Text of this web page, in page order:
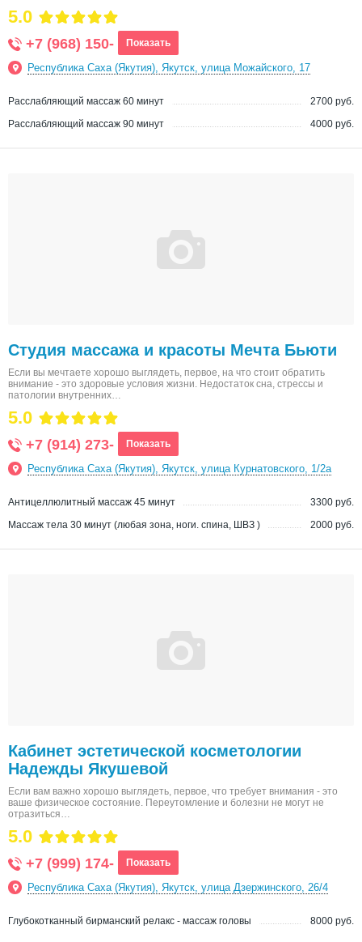
5.0
+7 (968) 150- Показать
Республика Саха (Якутия), Якутск, улица Можайского, 17
Расслабляющий массаж 60 минут
2700 руб.
Расслабляющий массаж 90 минут
4000 руб.
Студия массажа и красоты Мечта Бьюти
Если вы мечтаете хорошо выглядеть, первое, на что стоит обратить
внимание - это здоровые условия жизни. Недостаток сна, стрессы и
патологии внутренних…
5.0
+7 (914) 273- Показать
Республика Саха (Якутия), Якутск, улица Курнатовского, 1/2а
Антицеллюлитный массаж 45 минут
3300 руб.
Массаж тела 30 минут (любая зона, ноги. спина, ШВЗ )
2000 руб.
Кабинет эстетической косметологии
Надежды Якушевой
Если вам важно хорошо выглядеть, первое, что требует внимания - это
ваше физическое состояние. Переутомление и болезни не могут не
отразиться…
5.0
+7 (999) 174- Показать
Республика Саха (Якутия), Якутск, улица Дзержинского, 26/4
Глубокотканный бирманский релакс - массаж головы 8000 руб.